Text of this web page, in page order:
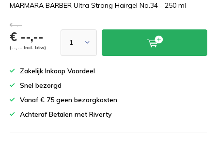
MARMARA BARBER Ultra Strong Hairgel No.34 - 250 ml
€--,--
€ --,--
(--,-- Incl. btw)
Zakelijk Inkoop Voordeel
Snel bezorgd
Vanaf € 75 geen bezorgkosten
Achteraf Betalen met Riverty